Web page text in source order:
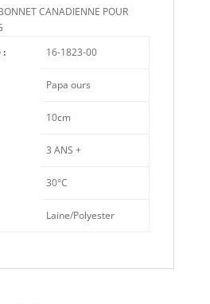
CANADIENNE POUR
:
16-1823-00
Papa ours
10cm
3 ANS +
30°C
Laine/Polyester